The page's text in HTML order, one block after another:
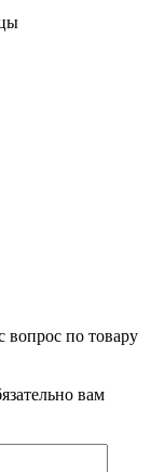
по товару
вам